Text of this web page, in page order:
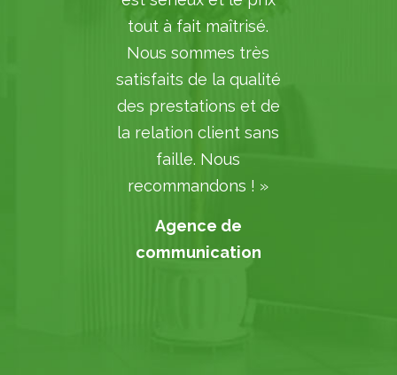
tout à fait maîtrisé.
Nous sommes très
satisfaits de la qualité
des prestations et de
la relation client sans
faille. Nous
recommandons ! »
Agence de
communication